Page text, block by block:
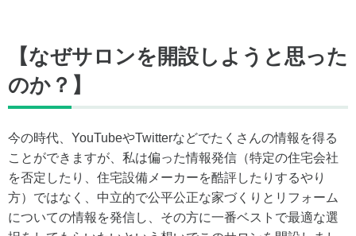
【なぜサロンを開設しようと思った
のか？】
今の時代、YouTubeやTwitterなどでたくさんの情報を得る
ことができますが、私は偏った情報発信（特定の住宅会社
を否定したり、住宅設備メーカーを酷評したりするやり
方）ではなく、中立的で公平公正な家づくりとリフォーム
についての情報を発信し、その方に一番ベストで最適な選